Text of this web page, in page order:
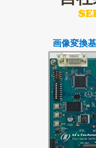
画像変換